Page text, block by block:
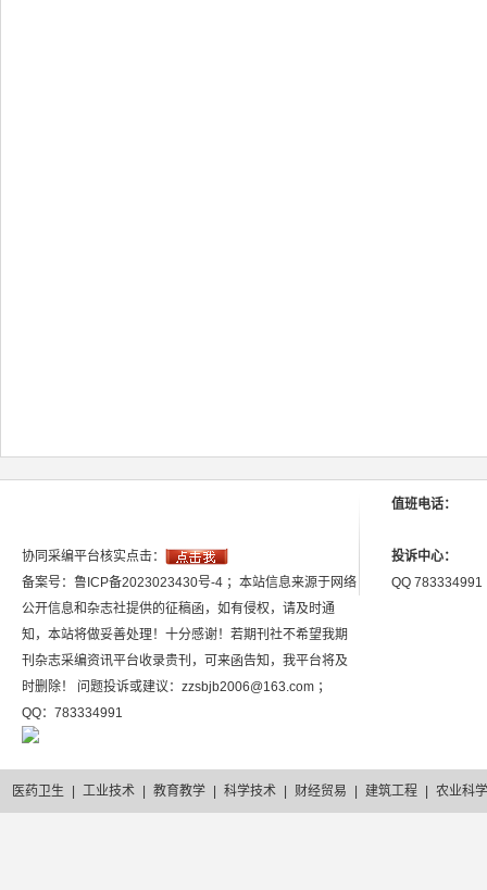
协同采编平台核实点击：
备案号：鲁ICP备2023023430号-4 ；本站信息来源于网络
公开信息和杂志社提供的征稿函，如有侵权，请及时通
知，本站将做妥善处理！十分感谢！若期刊社不希望我期
刊杂志采编资讯平台收录贵刊，可来函告知，我平台将及
时删除！ 问题投诉或建议：zzsbjb2006@163.com ；
QQ：783334991
值班电话：
投诉中心：
QQ 783334991
医药卫生 工业技术 教育教学 科学技术 财经贸易 建筑工程 农业科学